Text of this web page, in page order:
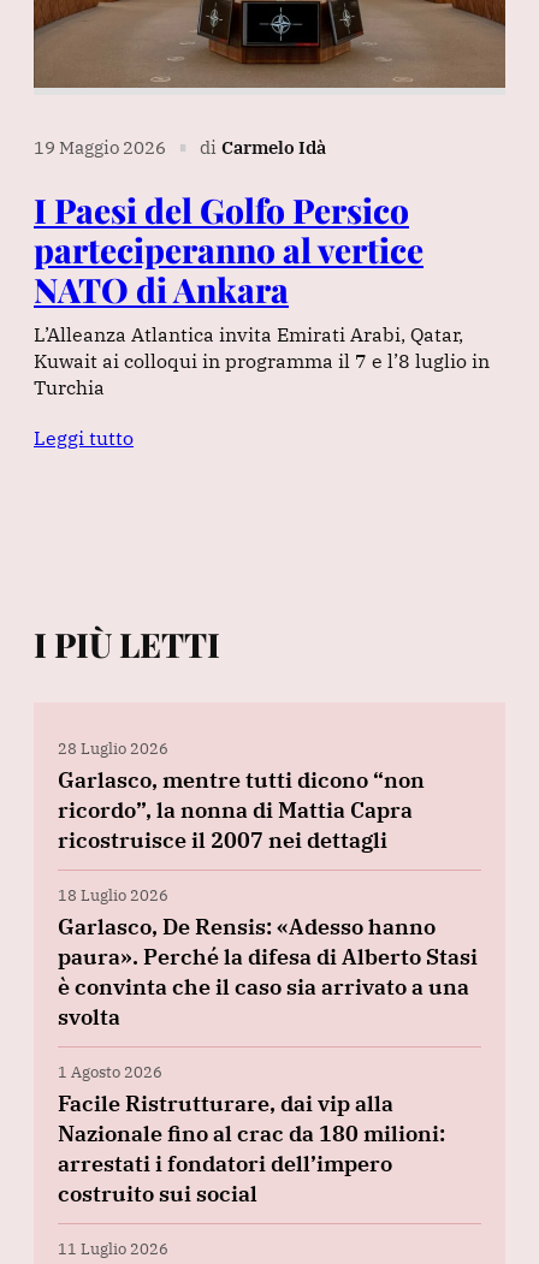
19 Maggio 2026 ∎ di Carmelo Idà
I Paesi del Golfo Persico
parteciperanno al vertice
NATO di Ankara
L’Alleanza Atlantica invita Emirati Arabi, Qatar,
Kuwait ai colloqui in programma il 7 e l’8 luglio in
Turchia
Leggi tutto
I PIÙ LETTI
28 Luglio 2026
Garlasco, mentre tutti dicono “non
ricordo”, la nonna di Mattia Capra
ricostruisce il 2007 nei dettagli
18 Luglio 2026
Garlasco, De Rensis: «Adesso hanno
paura». Perché la difesa di Alberto Stasi
è convinta che il caso sia arrivato a una
svolta
1 Agosto 2026
Facile Ristrutturare, dai vip alla
Nazionale fino al crac da 180 milioni:
arrestati i fondatori dell’impero
costruito sui social
11 Luglio 2026